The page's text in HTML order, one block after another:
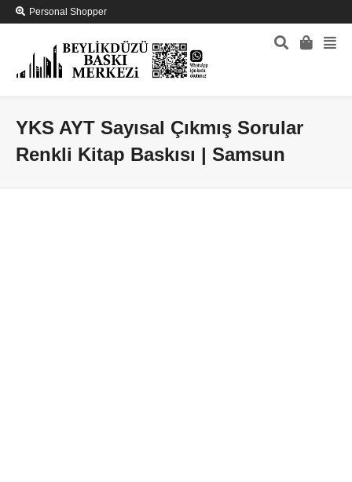
Personal Shopper
YKS AYT Sayısal Çıkmış Sorular
Renkli Kitap Baskısı | Samsun